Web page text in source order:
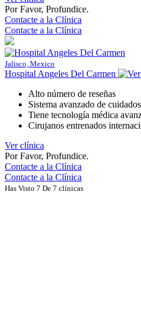
Por Favor, Profundice.
Contacte a la Clínica
Contacte a la Clínica
Jalisco, Mexico
Hospital Angeles Del Carmen
Alto número de reseñas
Sistema avanzado de
Tiene tecnología médica
Cirujanos entrenados
Ver clínica
Por Favor, Profundice.
Contacte a la Clínica
Contacte a la Clínica
Has Visto 7 De 7 clínicas